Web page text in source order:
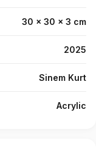
30 x 30 x 3 cm
2025
Sinem Kurt
Acrylic